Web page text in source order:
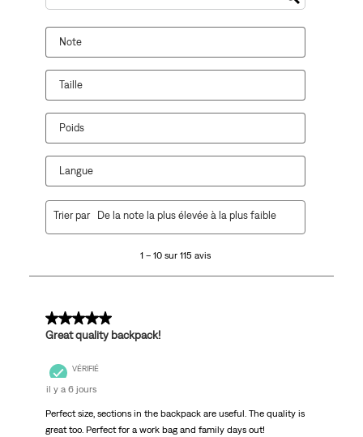
Zone de recherche de sujet et d'avis
Note
Taille
Poids
Langue
115
1 – 10 sur 115 avis
Trier par De la note la plus élevée à la plus faible
5 sur 5 étoiles.
Great quality backpack!
VÉRIFIÉ
il y a 6 jours
Perfect size, sections in the backpack are useful. The quality is
great too. Perfect for a work bag and family days out!